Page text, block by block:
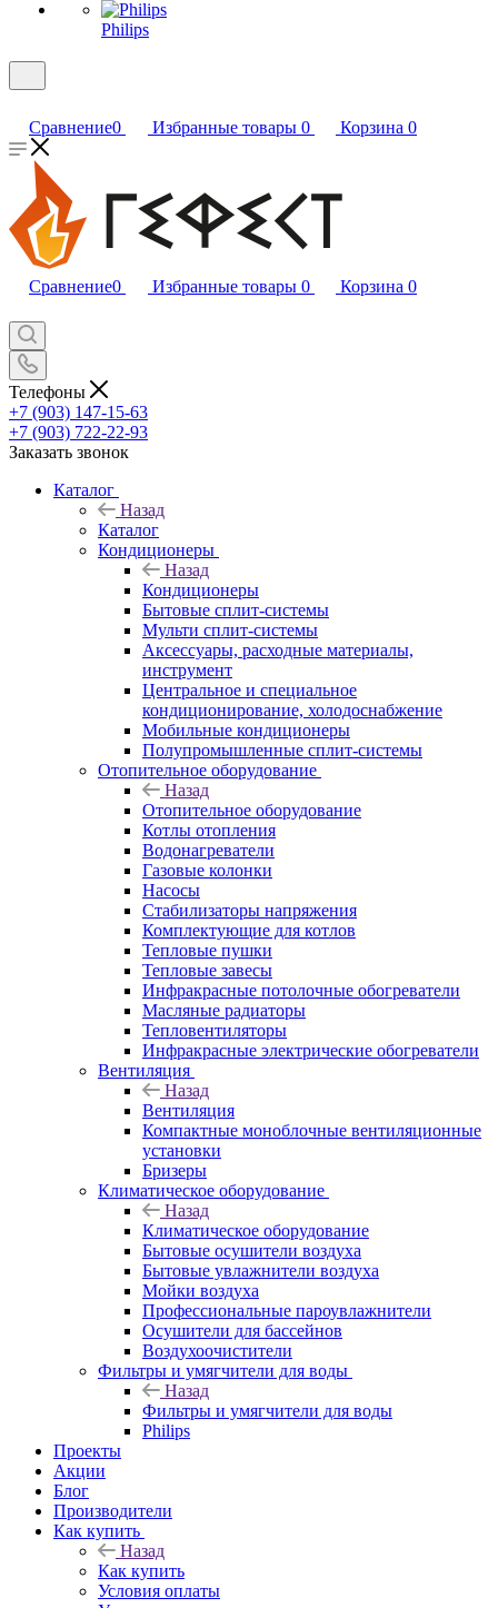
Philips
Сравнение0 Избранные товары 0 Корзина 0
Сравнение0 Избранные товары 0 Корзина 0
Телефоны
+7 (903) 147-15-63
+7 (903) 722-22-93
Заказать звонок
Каталог
Назад
Каталог
Кондиционеры
Назад
Кондиционеры
Бытовые сплит-системы
Мульти сплит-системы
Аксессуары, расходные материалы,
инструмент
Центральное и специальное
кондиционирование, холодоснабжение
Мобильные кондиционеры
Полупромышленные сплит-системы
Отопительное оборудование
Назад
Отопительное оборудование
Котлы отопления
Водонагреватели
Газовые колонки
Насосы
Стабилизаторы напряжения
Комплектующие для котлов
Тепловые пушки
Тепловые завесы
Инфракрасные потолочные обогреватели
Масляные радиаторы
Тепловентиляторы
Инфракрасные электрические обогреватели
Вентиляция
Назад
Вентиляция
Компактные моноблочные вентиляционные
установки
Бризеры
Климатическое оборудование
Назад
Климатическое оборудование
Бытовые осушители воздуха
Бытовые увлажнители воздуха
Мойки воздуха
Профессиональные пароувлажнители
Осушители для бассейнов
Воздухоочистители
Фильтры и умягчители для воды
Назад
Фильтры и умягчители для воды
Philips
Проекты
Акции
Блог
Производители
Как купить
Назад
Как купить
Условия оплаты